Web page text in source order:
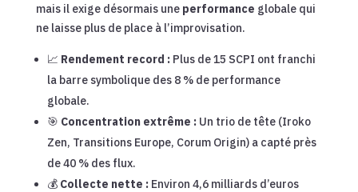
mais il exige désormais une performance globale qui
ne laisse plus de place à l’improvisation.
📈 Rendement record :Plus de 15 SCPI ont franchi
la barre symbolique des 8 % de performance
globale.
🎯 Concentration extrême :Un trio de tête (Iroko
Zen, Transitions Europe, Corum Origin) a capté près
de 40 % des flux.
💰 Collecte nette :Environ 4,6 milliards d’euros